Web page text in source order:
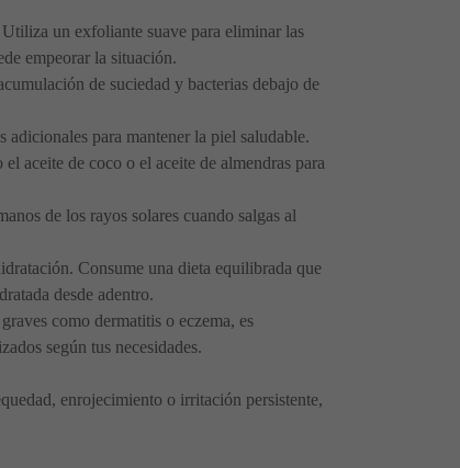
un exfoliante suave para eliminar las
empeorar la situación.
de suciedad y bacterias debajo de
adicionales para mantener la piel saludable.
aceite de coco o el aceite de almendras para
de los rayos solares cuando salgas al
Consume una dieta equilibrada que
desde adentro.
como dermatitis o eczema, es
según tus necesidades.
enrojecimiento o irritación persistente,